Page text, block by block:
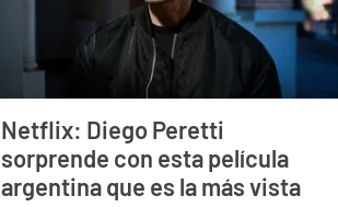
Netflix: Diego Peretti
sorprende con esta película
argentina que es la más vista